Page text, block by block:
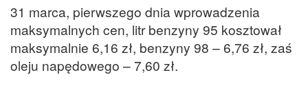
31 marca, pierwszego dnia wprowadzenia
maksymalnych cen, litr benzyny 95 kosztował
maksymalnie 6,16 zł, benzyny 98 – 6,76 zł, zaś
oleju napędowego – 7,60 zł.